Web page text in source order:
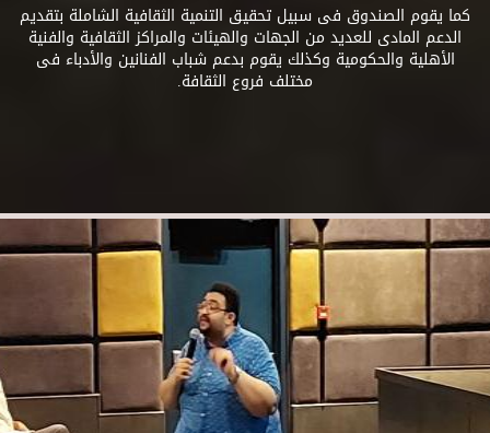
كما يقوم الصندوق فى سبيل تحقيق التنمية الثقافية الشاملة بتقديم
الدعم المادى للعديد من الجهات والهيئات والمراكز الثقافية والفنية
الأهلية والحكومية وكذلك يقوم بدعم شباب الفنانين والأدباء فى
مختلف فروع الثقافة.